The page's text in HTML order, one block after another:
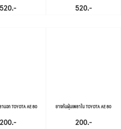
520.- 520.-
นอก TOYOTA AE 80
200.-
ยางกันฝุ่นเพลาใน TOYOTA AE 80
200.-